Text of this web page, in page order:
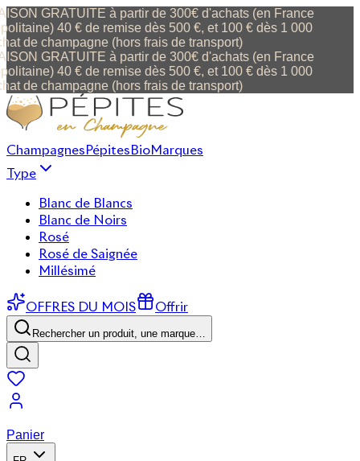
GRATUITE à partir de 300€ d'achats (en France
40 € de remise dès 500 €, et 100 € dès 1 000
de champagne (hors frais de transport)
GRATUITE à partir de 300€ d'achats (en France
40 € de remise dès 500 €, et 100 € dès 1 000
de champagne (hors frais de transport)
ChampagnesPépitesBioMarques
Type
Blanc de Blancs
Blanc de Noirs
Rosé
Rosé de Saignée
Millésimé
OFFRES DU MOIS Offrir
Rechercher un produit, une marque…
Panier